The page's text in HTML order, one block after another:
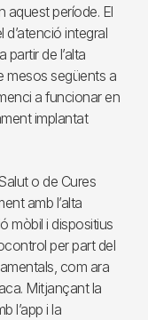
aquest període. El
integral
de l’alta
mesos següents a
a funcionar en
implantat
o de Cures
amb l’alta
mòbil i dispositius
per part del
com ara
Mitjançant la
l’app i la